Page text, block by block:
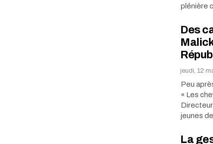
plénière
Des
jeudi, 12
Peu
« Les
jeunes
La